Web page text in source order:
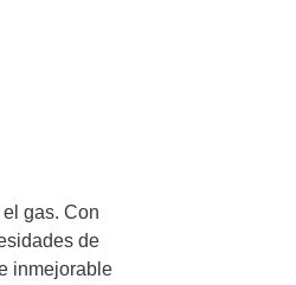
gas. Con
de
inmejorable